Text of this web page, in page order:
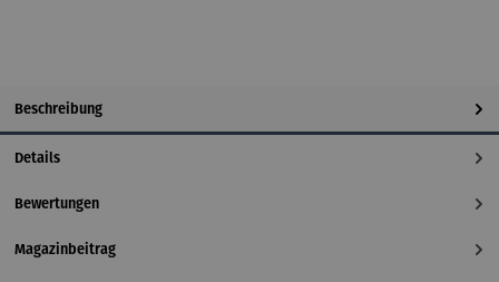
Beschreibung
Details
Bewertungen
Magazinbeitrag